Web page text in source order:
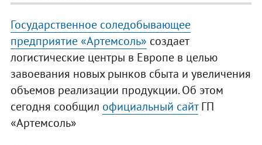
Государственное соледобывающее
предприятие «Артемсоль» создает
логистические центры в Европе в целью
завоевания новых рынков сбыта и увеличения
объемов реализации продукции. Об этом
сегодня сообщил официальный сайтГП
«Артемсоль»